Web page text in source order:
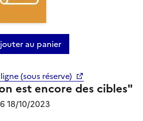
au panier
(sous réserve)
est encore des cibles"
18/10/2023